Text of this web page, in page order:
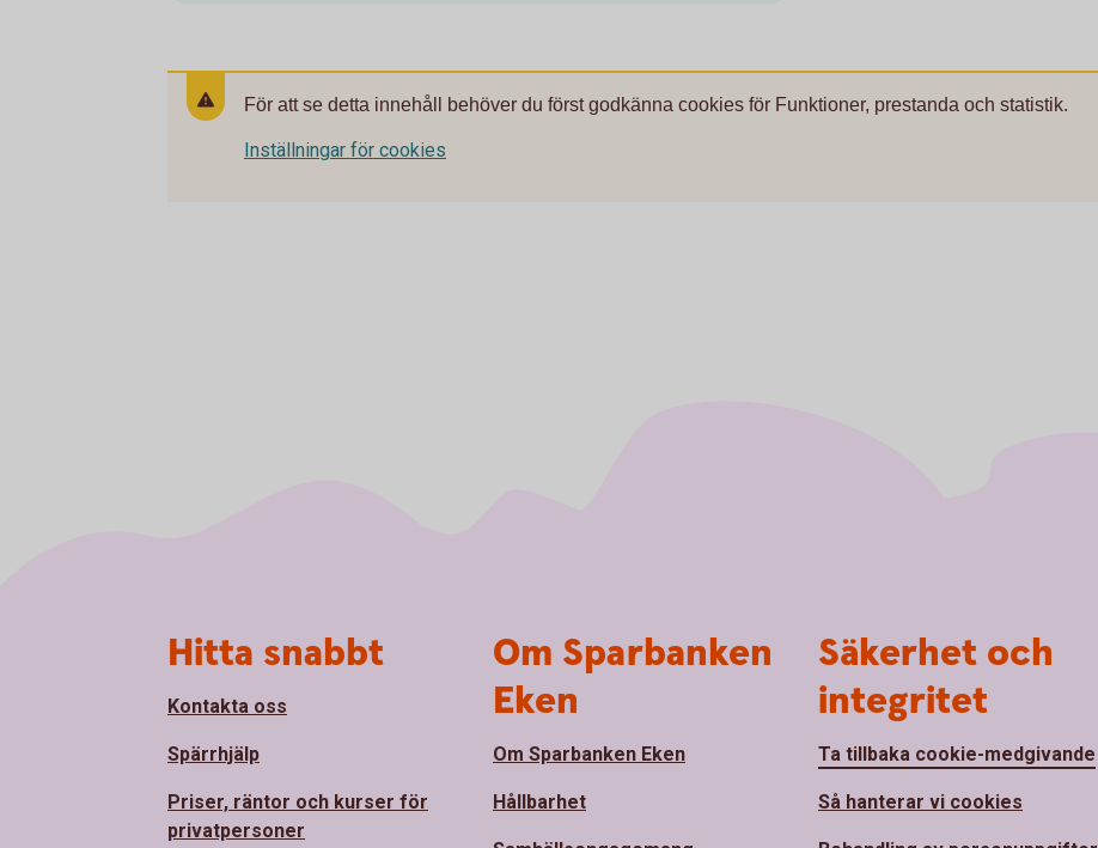
För att se detta innehåll behöver du först godkänna cookies för Funktioner, prestanda och statistik.
Inställningar för cookies
Hitta snabbt
Kontakta oss
Spärrhjälp
Priser, räntor och kurser för
privatpersoner
Om Sparbanken
Eken
Om Sparbanken Eken
Hållbarhet
Säkerhet och
integritet
Ta tillbaka cookie-medgivande
Så hanterar vi cookies